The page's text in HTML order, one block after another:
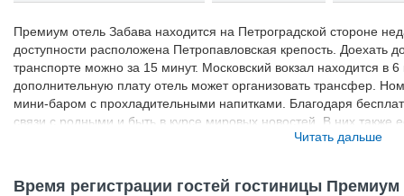
Премиум отель Забава находится на Петроградской стороне
доступности расположена Петропавловская крепость. Доехать
транспорте можно за 15 минут. Московский вокзал находится в
дополнительную плату отель может организовать трансфер.
мини-баром с прохладительными напитками. Благодаря
связи с родными и быть в курсе мировых новостей. В них также
техникой. По утрам для постояльцев подают континентальный
Читать дальше
Время регистрации гостей гостиницы Премиум